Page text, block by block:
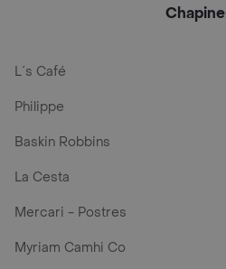
L´s Café
Philippe
Baskin Robbins
La Cesta
Mercari - Postres
Myriam Camhi Co